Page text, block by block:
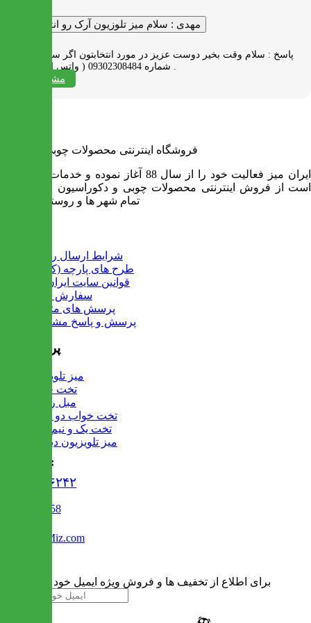
مهدی : سلام میز تلوزیون آرک رو انتخاب کردم
پاسخ : سلام وقت بخیر دوست عزیز در مورد انتخابتون اگر سوالی دارید به
شماره 09302308484 ( واتس اپ ) پیام بدید .
مشاهده همه
فروشگاه اینترنتی محصولات چوبی ایران میز
ایران میز فعالیت خود را از سال 88 آغاز نموده و خدمات آن عبارت
است از فروش اینترنتی محصولات چوبی و دکوراسیون و ارسال به
تمام شهر ها و روستاهای کشور
شرایط ارسال رایگان
طرح های پارچه (کالیته)
قوانین سایت ایران میز
سفارش عمده
پرسش های متداول
پرسش و پاسخ مشتریان
پرفروش ها
میز تلویزیون
تخت خواب
مبل راحتی
تخت خواب دو طبقه
تخت یک و نیم نفره
میز تلویزیون دیواری
تماس با ما :
۰۲۱۹۱۳۰۶۲۴۲
02122509458
Info@IranMiz.com
برای اطلاع از تخفیف ها و فروش ویژه ایمیل خود را وارد کنید